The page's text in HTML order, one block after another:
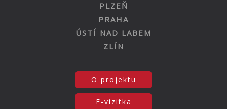
PLZEŇ
PRAHA
ÚSTÍ NAD LABEM
ZLÍN
O projektu
E-vizitka